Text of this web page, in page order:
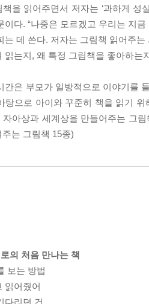
책을 읽어주면서 저자는 ‘과하게
이다. “나중은 모르겠고 우리는 지
는 데 쓴다. 저자는 그림책 읽어주
읽는지, 왜 특정 그림책을 좋아하는
간은 부모가 일방적으로 이야기를
탕으로 아이와 꾸준히 책을 읽기
자아상과 세계상을 만들어주는 그
는 그림책 15종)
의 처음 만나는 책
보는 방법
읽어줬어
다리던 건